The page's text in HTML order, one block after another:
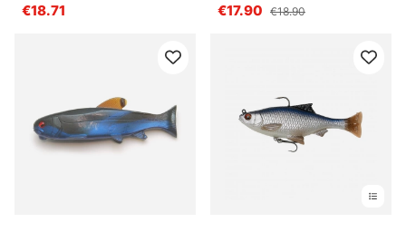
€18.71
€17.90 €18.90